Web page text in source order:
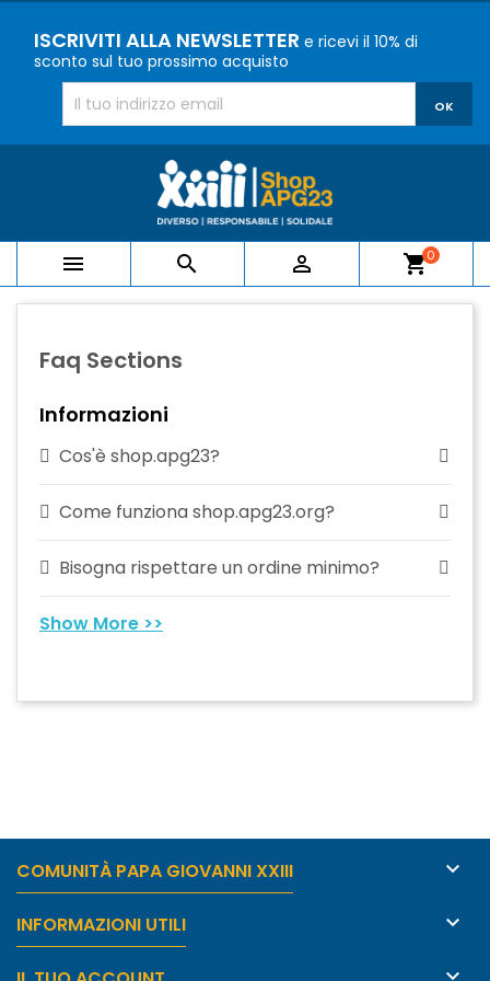
ISCRIVITI ALLA NEWSLETTER e ricevi il 10% di
sconto sul tuo prossimo acquisto
   shopping_cart0
Faq Sections
Informazioni
Cos'è shop.apg23?
Come funziona shop.apg23.org?
Bisogna rispettare un ordine minimo?
Show More >>
COMUNITÀ PAPA GIOVANNI XXIII 
INFORMAZIONI UTILI 